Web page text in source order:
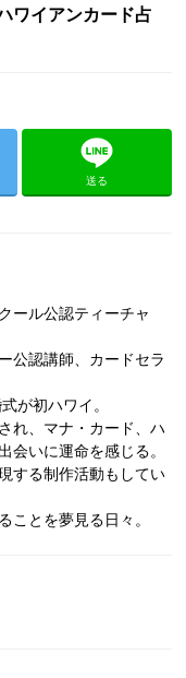
ワイアンカード占
送る
ール公認ティーチャ
公認講師、カードセラ
が初ハワイ。
れ、マナ・カード、ハ
会いに運命を感じる。
する制作活動もしてい
ことを夢見る日々。